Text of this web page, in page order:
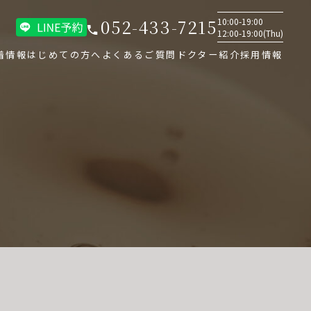
052-433-7215 10:00-19:00
12:00-19:00(Thu)
情報はじめての方へ よくあるご質問 ドクター紹介採用情報